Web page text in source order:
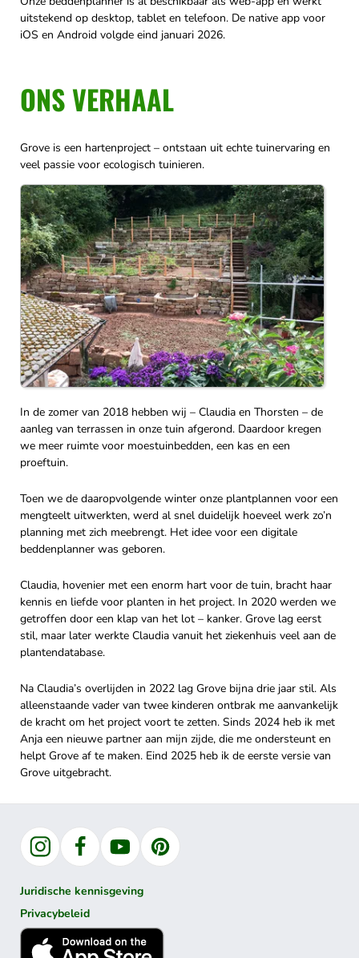
uitstekend op desktop, tablet en telefoon. De native app voor
iOS en Android volgde eind januari 2026.
ONS VERHAAL
Grove is een hartenproject – ontstaan uit echte tuinervaring en
veel passie voor ecologisch tuinieren.
In de zomer van 2018 hebben wij – Claudia en Thorsten – de
aanleg van terrassen in onze tuin afgerond. Daardoor kregen
we meer ruimte voor moestuinbedden, een kas en een
proeftuin.
Toen we de daaropvolgende winter onze plantplannen voor een
mengteelt uitwerkten, werd al snel duidelijk hoeveel werk zo’n
planning met zich meebrengt. Het idee voor een digitale
beddenplanner was geboren.
Claudia, hovenier met een enorm hart voor de tuin, bracht haar
kennis en liefde voor planten in het project. In 2020 werden we
getroffen door een klap van het lot – kanker. Grove lag eerst
stil, maar later werkte Claudia vanuit het ziekenhuis veel aan de
plantendatabase.
Na Claudia’s overlijden in 2022 lag Grove bijna drie jaar stil. Als
alleenstaande vader van twee kinderen ontbrak me aanvankelijk
de kracht om het project voort te zetten. Sinds 2024 heb ik met
Anja een nieuwe partner aan mijn zijde, die me ondersteunt en
helpt Grove af te maken. Eind 2025 heb ik de eerste versie van
Grove uitgebracht.
InstagramFacebookYouTubePinterest
Juridische kennisgeving
Privacybeleid